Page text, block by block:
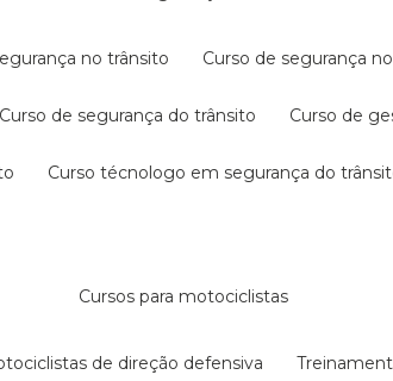
no trânsito curso de segurança
curso de segurança do trânsito curso de
curso técnologo em segurança do
cursos para motociclistas
de direção defensiva